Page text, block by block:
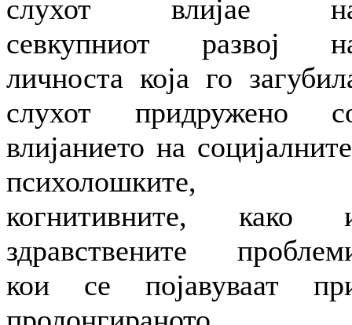
слухот влијае
севкупниот развој
личноста која го
слухот придружено
влијанието на
психолошките,
когнитивните, како
здравствените
кои се појавуваат